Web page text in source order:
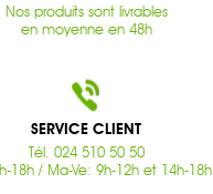
Nos produits sont livrables
en moyenne en 48h
SERVICE CLIENT
Tél. 024 510 50 50
18h / Ma-Ve: 9h-12h et 14h-18h